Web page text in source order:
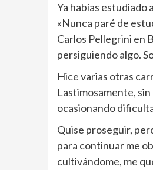
Ya habías estudiado
«Nunca paré de
Carlos Pellegrini en
persiguiendo algo.
Hice varias otras
Lastimosamente,
ocasionando
Quise proseguir,
para continuar me
cultivándome, me